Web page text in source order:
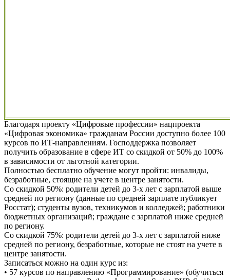
Благодаря проекту «Цифровые профессии» нацпроекта
«Цифровая экономика» гражданам России доступно более 100
курсов по ИТ-направлениям. Господдержка позволяет
получить образование в сфере ИТ со скидкой от 50% до 100%
в зависимости от льготной категории.
Полностью бесплатно обучение могут пройти: инвалиды,
безработные, стоящие на учете в центре занятости.
Со скидкой 50%: родители детей до 3-х лет с зарплатой выше
средней по региону (данные по средней зарплате публикует
Росстат); студенты вузов, техникумов и колледжей; работники
бюджетных организаций; граждане с зарплатой ниже средней
по региону.
Со скидкой 75%: родители детей до 3-х лет с зарплатой ниже
средней по региону, безработные, которые не стоят на учете в
центре занятости.
Записаться можно на один курс из:
• 57 курсов по направлению «Программирование» (обучиться